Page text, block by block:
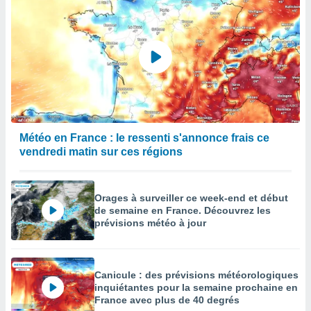
Météo en France : le ressenti s'annonce frais ce
vendredi matin sur ces régions
Orages à surveiller ce week-end et début
de semaine en France. Découvrez les
prévisions météo à jour
Canicule : des prévisions météorologiques
inquiétantes pour la semaine prochaine en
France avec plus de 40 degrés